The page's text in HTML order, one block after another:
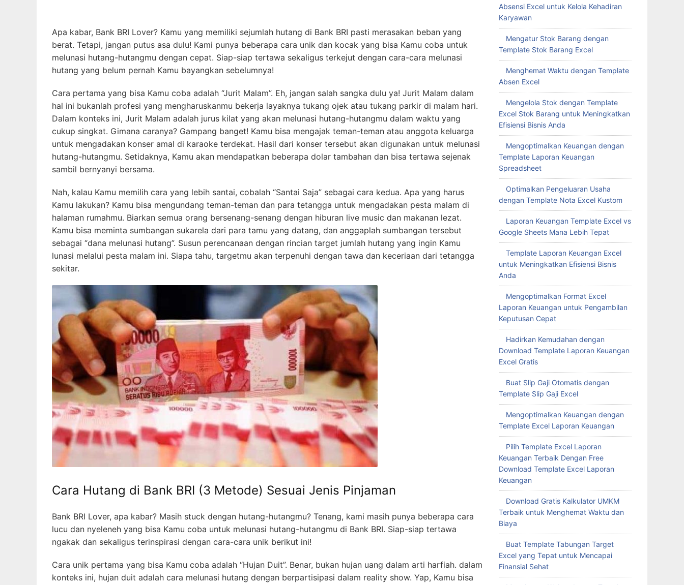
Apa kabar, Bank BRI Lover? Kamu yang memiliki sejumlah hutang di Bank BRI pasti merasakan beban yang
berat. Tetapi, jangan putus asa dulu! Kami punya beberapa cara unik dan kocak yang bisa Kamu coba untuk
melunasi hutang-hutangmu dengan cepat. Siap-siap tertawa sekaligus terkejut dengan cara-cara melunasi
hutang yang belum pernah Kamu bayangkan sebelumnya!
Cara pertama yang bisa Kamu coba adalah “Jurit Malam”. Eh, jangan salah sangka dulu ya! Jurit Malam dalam
hal ini bukanlah profesi yang mengharuskanmu bekerja layaknya tukang ojek atau tukang parkir di malam hari.
Dalam konteks ini, Jurit Malam adalah jurus kilat yang akan melunasi hutang-hutangmu dalam waktu yang
cukup singkat. Gimana caranya? Gampang banget! Kamu bisa mengajak teman-teman atau anggota keluarga
untuk mengadakan konser amal di karaoke terdekat. Hasil dari konser tersebut akan digunakan untuk melunasi
hutang-hutangmu. Setidaknya, Kamu akan mendapatkan beberapa dolar tambahan dan bisa tertawa sejenak
sambil bernyanyi bersama.
Nah, kalau Kamu memilih cara yang lebih santai, cobalah “Santai Saja” sebagai cara kedua. Apa yang harus
Kamu lakukan? Kamu bisa mengundang teman-teman dan para tetangga untuk mengadakan pesta malam di
halaman rumahmu. Biarkan semua orang bersenang-senang dengan hiburan live music dan makanan lezat.
Kamu bisa meminta sumbangan sukarela dari para tamu yang datang, dan anggaplah sumbangan tersebut
sebagai “dana melunasi hutang”. Susun perencanaan dengan rincian target jumlah hutang yang ingin Kamu
lunasi melalui pesta malam ini. Siapa tahu, targetmu akan terpenuhi dengan tawa dan keceriaan dari tetangga
sekitar.
Cara Hutang di Bank BRI (3 Metode) Sesuai Jenis Pinjaman
Bank BRI Lover, apa kabar? Masih stuck dengan hutang-hutangmu? Tenang, kami masih punya beberapa cara
lucu dan nyeleneh yang bisa Kamu coba untuk melunasi hutang-hutangmu di Bank BRI. Siap-siap tertawa
ngakak dan sekaligus terinspirasi dengan cara-cara unik berikut ini!
Cara unik pertama yang bisa Kamu coba adalah “Hujan Duit”. Benar, bukan hujan uang dalam arti harfiah. dalam
konteks ini, hujan duit adalah cara melunasi hutang dengan berpartisipasi dalam reality show. Yap, Kamu bisa
Absensi Excel untuk Kelola Kehadiran
Karyawan
Mengatur Stok Barang dengan
Template Stok Barang Excel
Menghemat Waktu dengan Template
Absen Excel
Mengelola Stok dengan Template
Excel Stok Barang untuk Meningkatkan
Efisiensi Bisnis Anda
Mengoptimalkan Keuangan dengan
Template Laporan Keuangan
Spreadsheet
Optimalkan Pengeluaran Usaha
dengan Template Nota Excel Kustom
Laporan Keuangan Template Excel vs
Google Sheets Mana Lebih Tepat
Template Laporan Keuangan Excel
untuk Meningkatkan Efisiensi Bisnis
Anda
Mengoptimalkan Format Excel
Laporan Keuangan untuk Pengambilan
Keputusan Cepat
Hadirkan Kemudahan dengan
Download Template Laporan Keuangan
Excel Gratis
Buat Slip Gaji Otomatis dengan
Template Slip Gaji Excel
Mengoptimalkan Keuangan dengan
Template Excel Laporan Keuangan
Pilih Template Excel Laporan
Keuangan Terbaik Dengan Free
Download Template Excel Laporan
Keuangan
Download Gratis Kalkulator UMKM
Terbaik untuk Menghemat Waktu dan
Biaya
Buat Template Tabungan Target
Excel yang Tepat untuk Mencapai
Finansial Sehat